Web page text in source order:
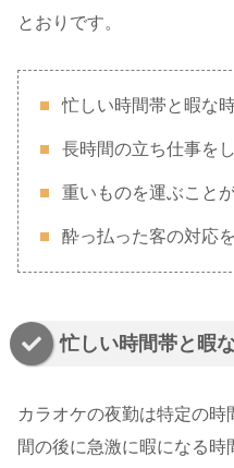
とおりです。
忙しい時間帯と暇な
長時間の立ち仕事を
重いものを運ぶこと
酔っ払った客の対応
忙しい時間帯と暇
カラオケの夜勤は特定の
間の後に急激に暇になる時